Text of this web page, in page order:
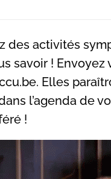
des activités
savoir ! Envoyez
. Elles
l’agenda de
!